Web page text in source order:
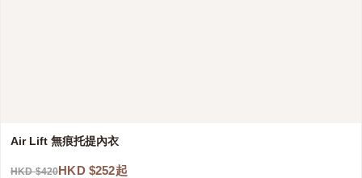
Air Lift 無痕托提內衣
HKD $420HKD $252起